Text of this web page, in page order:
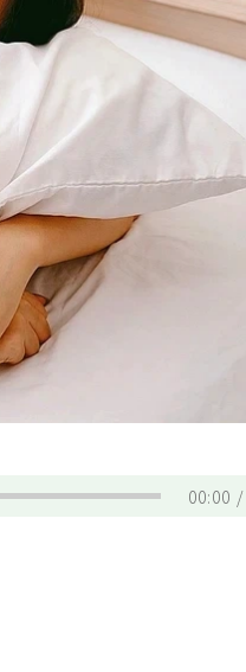
00:00